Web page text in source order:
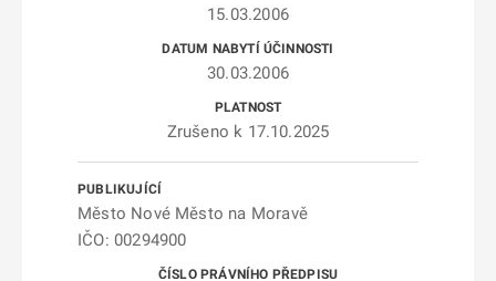
15.03.2006
30.03.2006
Zrušeno k 17.10.2025
Město Nové Město na Moravě
IČO: 00294900